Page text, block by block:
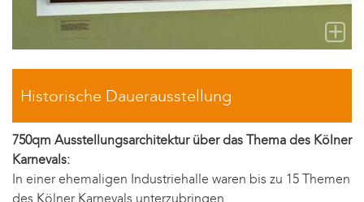
Historische Dauerausstellung
750qm Ausstellungsarchitektur über das Thema des Kölner
Karnevals:
In einer ehemaligen Industriehalle waren bis zu 15 Themen
des Kölner Karnevals unterzubringen.